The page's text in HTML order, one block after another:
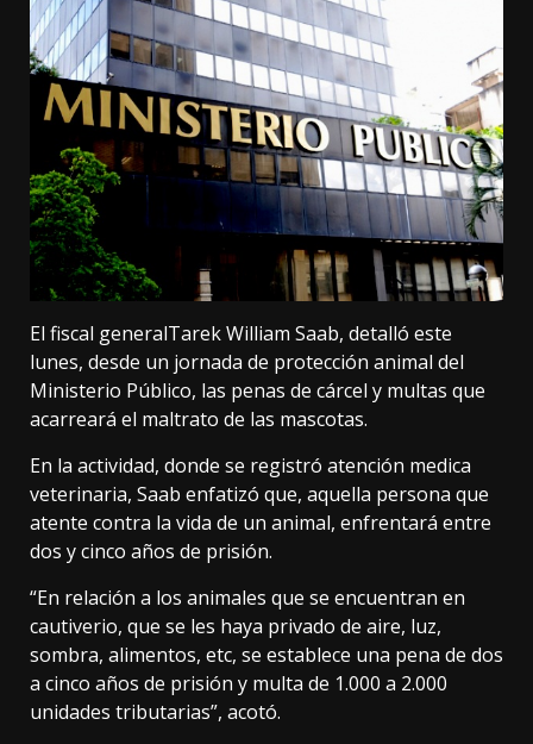
El fiscal generalTarek William Saab, detalló este
lunes, desde un jornada de protección animal del
Ministerio Público, las penas de cárcel y multas que
acarreará el maltrato de las mascotas.
En la actividad, donde se registró atención medica
veterinaria, Saab enfatizó que, aquella persona que
atente contra la vida de un animal, enfrentará entre
dos y cinco años de prisión.
“En relación a los animales que se encuentran en
cautiverio, que se les haya privado de aire, luz,
sombra, alimentos, etc, se establece una pena de dos
a cinco años de prisión y multa de 1.000 a 2.000
unidades tributarias”, acotó.